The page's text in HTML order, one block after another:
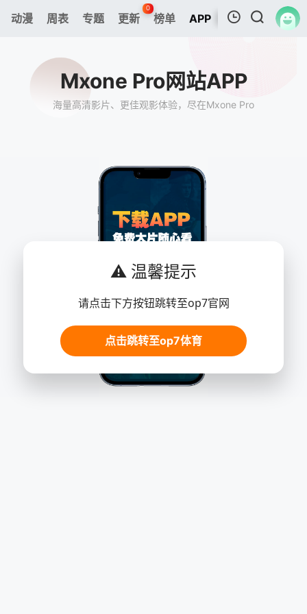
动漫 周表 专题 更新
0
榜单 APP
Mxone Pro网站APP
海量高清影片、更佳观影体验，尽在Mxone Pro
⚠️ 温馨提示
请点击下方按钮跳转至op7官网
点击跳转至op7体育